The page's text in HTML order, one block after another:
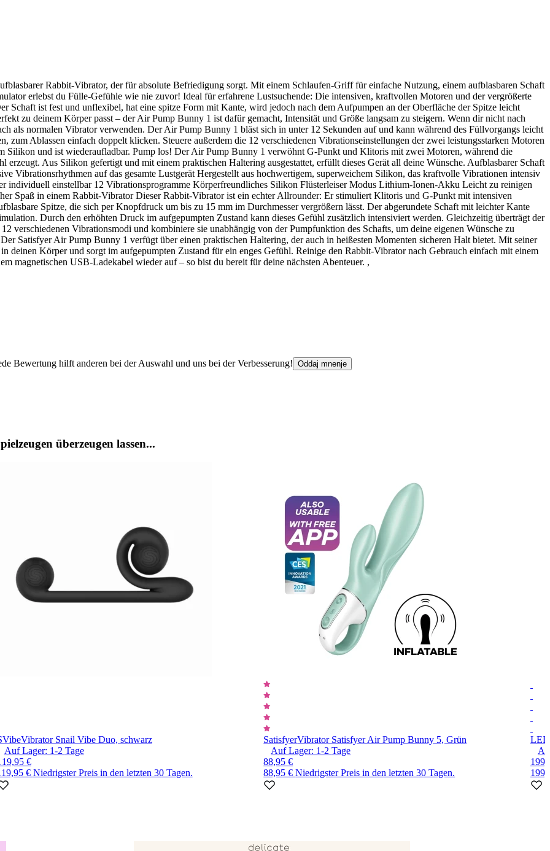
Rabbit-Vibrator, der für absolute Befriedigung sorgt. Mit einem Schlaufen-Griff für einfache Nutzung, einem aufblasbaren Schaft
erlebst du Fülle-Gefühle wie nie zuvor! Ideal für erfahrene Lustsuchende: Die intensiven, kraftvollen Motoren und der vergrößerte
Schaft ist fest und unflexibel, hat eine spitze Form mit Kante, wird jedoch nach dem Aufpumpen an der Oberfläche der Spitze leicht
zu deinem Körper passt – der Air Pump Bunny 1 ist dafür gemacht, Intensität und Größe langsam zu steigern. Wenn dir nicht nach
als normalen Vibrator verwenden. Der Air Pump Bunny 1 bläst sich in unter 12 Sekunden auf und kann während des Füllvorgangs leicht
zum Ablassen einfach doppelt klicken. Steuere außerdem die 12 verschiedenen Vibrationseinstellungen der zwei leistungsstarken Motoren
Silikon und ist wiederaufladbar. Pump los! Der Air Pump Bunny 1 verwöhnt G-Punkt und Klitoris mit zwei Motoren, während die
erzeugt. Aus Silikon gefertigt und mit einem praktischen Haltering ausgestattet, erfüllt dieses Gerät all deine Wünsche. Aufblasbarer Schaft
Vibrationsrhythmen auf das gesamte Lustgerät Hergestellt aus hochwertigem, superweichem Silikon, das kraftvolle Vibrationen intensiv
individuell einstellbar 12 Vibrationsprogramme Körperfreundliches Silikon Flüsterleiser Modus Lithium-Ionen-Akku Leicht zu reinigen
Spaß in einem Rabbit-Vibrator Dieser Rabbit-Vibrator ist ein echter Allrounder: Er stimuliert Klitoris und G-Punkt mit intensiven
Spitze, die sich per Knopfdruck um bis zu 15 mm im Durchmesser vergrößern lässt. Der abgerundete Schaft mit leichter Kante
Durch den erhöhten Druck im aufgepumpten Zustand kann dieses Gefühl zusätzlich intensiviert werden. Gleichzeitig überträgt der
verschiedenen Vibrationsmodi und kombiniere sie unabhängig von der Pumpfunktion des Schafts, um deine eigenen Wünsche zu
Satisfyer Air Pump Bunny 1 verfügt über einen praktischen Haltering, der auch in heißesten Momenten sicheren Halt bietet. Mit seiner
deinen Körper und sorgt im aufgepumpten Zustand für ein enges Gefühl. Reinige den Rabbit-Vibrator nach Gebrauch einfach mit einem
magnetischen USB-Ladekabel wieder auf – so bist du bereit für deine nächsten Abenteuer. ,
Bewertung hilft anderen bei der Auswahl und uns bei der Verbesserung! Oddaj mnenje
überzeugen lassen...
Vibrator Snail Vibe Duo, schwarz
Auf Lager: 1-2 Tage
€
€ Niedrigster Preis in den letzten 30 Tagen.
SatisfyerVibrator Satisfyer Air Pump Bunny 5, Grün
Auf Lager: 1-2Tage
88,95 €
88,95 €Niedrigster Preis in den letzten 30 Tagen.